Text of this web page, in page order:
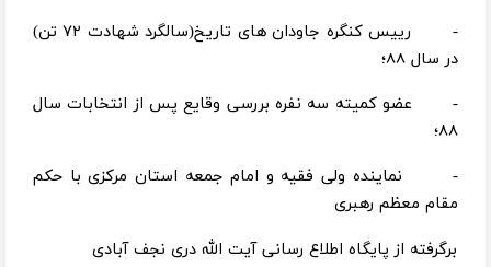
- رییس کنگره جاودان های تاریخ(سالگرد شهادت ۷۲ تن)
در سال ۸۸؛
- عضو کمیته سه نفره بررسی وقایع پس از انتخابات سال
۸۸؛
- نماینده ولی فقیه و امام جمعه استان مرکزی با حکم
مقام معظم رهبری
برگرفته از پایگاه اطلاع رسانی آیت الله دری نجف آبادی